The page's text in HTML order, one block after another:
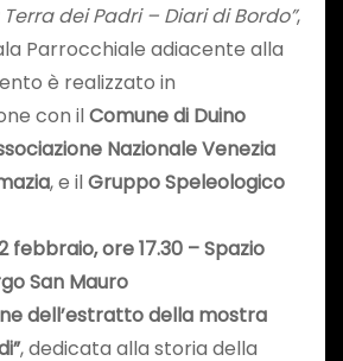
dei Padri – Diari di Bordo”,
Parrocchiale adiacente alla
è realizzato in
con ilComune di Duino
Nazionale Venezia
, e ilGruppo Speleologico
febbraio, ore 17.30 – Spazio
San Mauro
dell’estratto della mostra
, dedicata alla storia della